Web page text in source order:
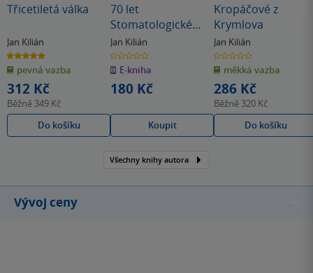
Třicetiletá válka
Jan Kilián
5.0
z
5
hvězdiček
pevná vazba
312 Kč
Běžně 349 Kč
Do košíku
70 let
Stomatologické
kliniky v Plzni
Jan Kilián
0.0
z
5
hvězdiček
E-kniha
180 Kč
Koupit
Kropáčové z
Krymlova
Jan Kilián
0.0
z
5
hvězdiček
měkká vazba
286 Kč
Běžně 320 Kč
Do košíku
Všechny knihy autora
Vývoj ceny